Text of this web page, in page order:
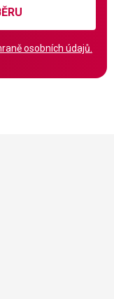
osobních údajů.